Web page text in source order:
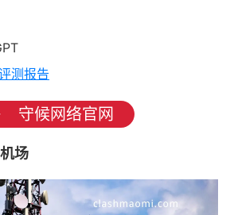
测报告
守候网络官网
场